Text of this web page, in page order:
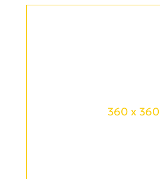
360 x 360